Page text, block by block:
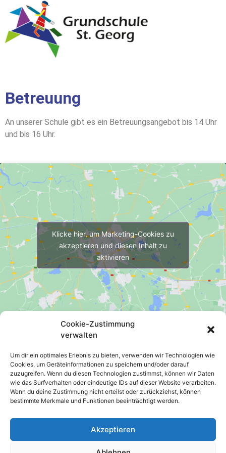
Cookie-Zustimmung
verwalten
Um dir ein optimales Erlebnis zu bieten, verwenden wir Technologien wie
Cookies, um Geräteinformationen zu speichern und/oder darauf
zuzugreifen. Wenn du diesen Technologien zustimmst, können wir Daten
wie das Surfverhalten oder eindeutige IDs auf dieser Website verarbeiten.
Wenn du deine Zustimmung nicht erteilst oder zurückziehst, können
bestimmte Merkmale und Funktionen beeinträchtigt werden.
Akzeptieren
Betreuung
An unserer Schule gibt es ein Betreuungsangebot bis 14 Uhr
und bis 16 Uhr.
Klicke hier, um Marketing-Cookies zu
akzeptieren und diesen Inhalt zu
aktivieren
Kontakt
+49 6391 4095960
info@grundschule-busenberg.de
Adresse
Grundschule St. Georg Busenberg
76891 Busenberg